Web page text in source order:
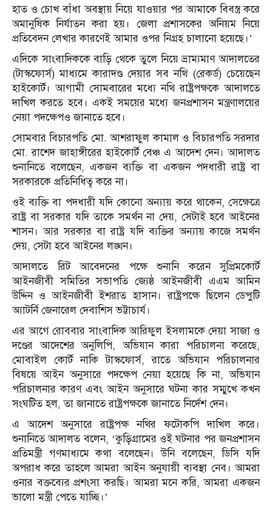
হাত ও চোখ বাঁধা অবস্থায় নিয়ে যাওয়ার পর আমাকে বিবস্ত্র করে
অমানুষিক নির্যাতন করা হয়। জেলা প্রশাসকের অনিয়ম নিয়ে
প্রতিবেদন লেখার কারণেই আমার ওপর নিগ্রহ চালানো হয়েছে।’
এদিকে সাংবাদিককে বাড়ি থেকে তুলে নিয়ে ভ্রাম্যমাণ আদালতের
(টাস্কফোর্স) মাধ্যমে কারাদণ্ড দেয়ার সব নথি (রেকর্ড) চেয়েছেন
হাইকোর্ট। আগামী সোমবারের মধ্যে নথি রাষ্ট্রপক্ষকে আদালতে
দাখিল করতে হবে। একই সময়ের মধ্যে জনপ্রশাসন মন্ত্রণালয়ের
নেয়া পদক্ষেপও জানাতে হবে।
সোমবার বিচারপতি মো. আশরাফুল কামাল ও বিচারপতি সরদার
মো. রাশেদ জাহাঙ্গীরের হাইকোর্ট বেঞ্চ এ আদেশ দেন। আদালত
শুনানিতে বলেছেন, একজন ব্যক্তি বা একজন পদধারী রাষ্ট্র বা
সরকারকে প্রতিনিধিত্ব করে না।
ওই ব্যক্তি বা পদধারী যদি কোনো অন্যায় করে থাকেন, সেক্ষেত্রে
রাষ্ট্র বা সরকার যদি তাকে সমর্থন না দেয়, সেটাই হবে আইনের
শাসন। আর সরকার বা রাষ্ট্র যদি ব্যক্তির অন্যায় কাজে সমর্থন
দেয়, সেটা হবে আইনের লঙ্ঘন।
আদালতে রিট আবেদনের পক্ষে শুনানি করেন সুপ্রিমকোর্ট
আইনজীবী সমিতির সভাপতি জ্যেষ্ঠ আইনজীবী এএম আমিন
উদ্দিন ও আইনজীবী ইশরাত হাসান। রাষ্ট্রপক্ষে ছিলেন ডেপুটি
অ্যাটর্নি জেনারেল দেবাশিস ভট্টাচার্য।
এর আগে রোববার সাংবাদিক আরিফুল ইসলামকে দেয়া সাজা ও
দণ্ডের আদেশের অনুলিপি, অভিযান কারা পরিচালনা করেছে,
মোবাইল কোর্ট নাকি টাস্কফোর্স, রাতে অভিযান পরিচালনার
বিষয়ে আইন অনুসারে পদক্ষেপ নেয়া হয়েছে কি না, অভিযান
পরিচালনার কারণ এবং আইন অনুসারে ঘটনা কার সম্মুখে কখন
সংঘটিত হল, তা জানাতে রাষ্ট্রপক্ষকে জানাতে নির্দেশ দেন।
এ আদেশ অনুসারে রাষ্ট্রপক্ষ নথির ফটোকপি দাখিল করে।
শুনানিতে আদালত বলেন, ‘কুড়িগ্রামের ওই ঘটনার পর জনপ্রশাসন
প্রতিমন্ত্রী গণমাধ্যমে কথা বলেছেন। উনি বলেছেন, ডিসি যদি
অপরাধ করে তাহলে আমরা আইন অনুযায়ী ব্যবস্থা নেব। আমরা
ওনার বক্তব্যের প্রশংসা করছি। আমরা মনে করি, আমরা একজন
ভালো মন্ত্রী পেতে যাচ্ছি।’